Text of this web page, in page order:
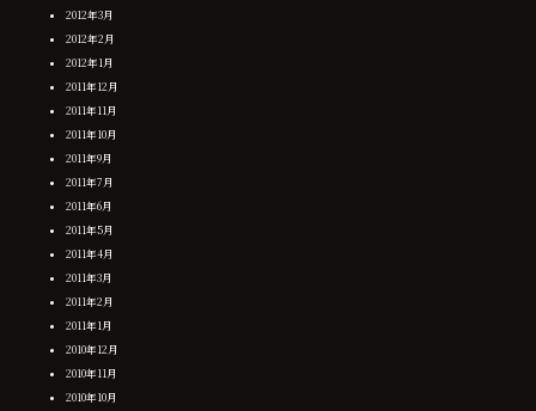
2012年3月
2012年2月
2012年1月
2011年12月
2011年11月
2011年10月
2011年9月
2011年7月
2011年6月
2011年5月
2011年4月
2011年3月
2011年2月
2011年1月
2010年12月
2010年11月
2010年10月